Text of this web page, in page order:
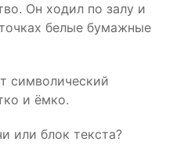
Он ходил по залу и
белые бумажные
символический
и ёмко.
или блок текста?